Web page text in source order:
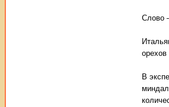
Слово
орехов
В